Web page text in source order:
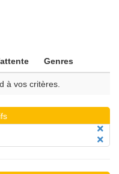
Genres
à vos critères.